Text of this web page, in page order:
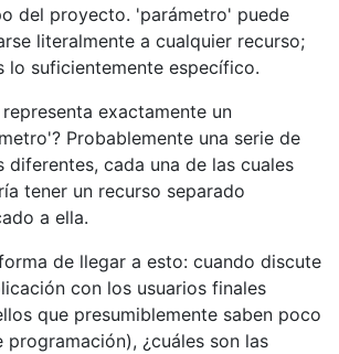
del proyecto. 'parámetro' puede
literalmente a cualquier recurso;
lo suficientemente específico.
representa exactamente un
Probablemente una serie de
diferentes, cada una de las cuales
tener un recurso separado
a ella.
de llegar a esto: cuando discute
con los usuarios finales
que presumiblemente saben poco
programación), ¿cuáles son las